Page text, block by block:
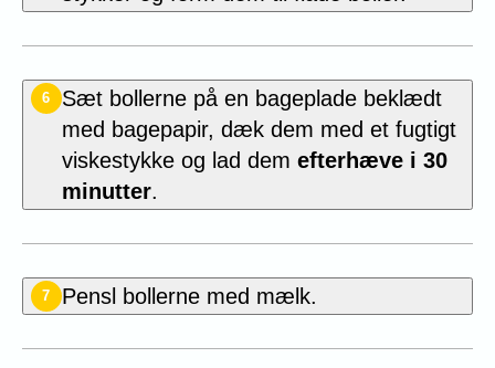
6
Sæt bollerne på en bageplade beklædt
med bagepapir, dæk dem med et fugtigt
viskestykke og lad dem efterhæve i 30
minutter.
7 Pensl bollerne med mælk.